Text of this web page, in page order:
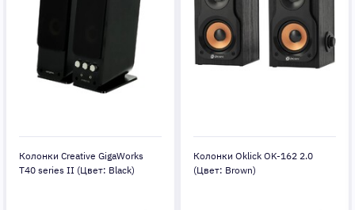
Колонки Creative GigaWorks
T40 series II (Цвет: Black)
Колонки Oklick OK-162 2.0
(Цвет: Brown)